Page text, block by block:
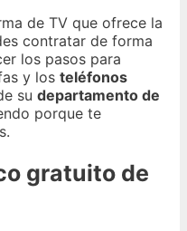
de TV que ofrece la
contratar de forma
los pasos para
y los teléfonos
su departamento de
porque te
gratuito de